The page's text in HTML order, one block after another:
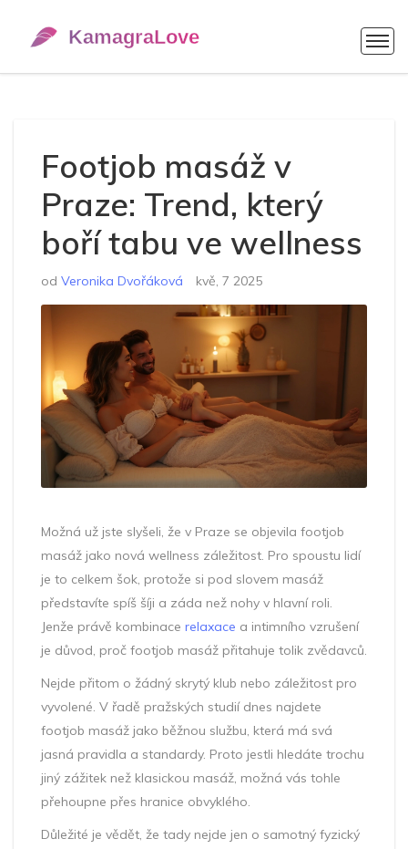
Footjob masáž v
Praze: Trend, který
boří tabu ve wellness
od Veronika Dvořáková kvě, 7 2025
Možná už jste slyšeli, že v Praze se objevila footjob
masáž jako nová wellness záležitost. Pro spoustu lidí
je to celkem šok, protože si pod slovem masáž
představíte spíš šíji a záda než nohy v hlavní roli.
Jenže právě kombinace relaxace a intimního vzrušení
je důvod, proč footjob masáž přitahuje tolik zvědavců.
Nejde přitom o žádný skrytý klub nebo záležitost pro
vyvolené. V řadě pražských studií dnes najdete
footjob masáž jako běžnou službu, která má svá
jasná pravidla a standardy. Proto jestli hledáte trochu
jiný zážitek než klasickou masáž, možná vás tohle
přehoupne přes hranice obvyklého.
Důležité je vědět, že tady nejde jen o samotný fyzický